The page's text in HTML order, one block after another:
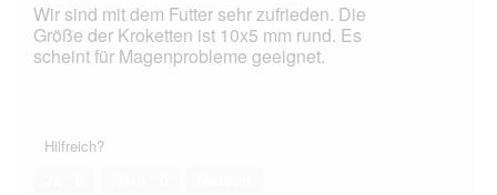
Wir sind mit dem Futter sehr zufrieden. Die
Größe der Kroketten ist 10x5 mm rund. Es
scheint für Magenprobleme geeignet.
Hilfreich?